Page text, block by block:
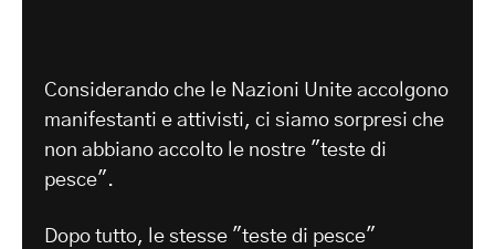
Considerando che le Nazioni Unite accolgono
manifestanti e attivisti, ci siamo sorpresi che
non abbiano accolto le nostre "teste di
pesce".
Dopo tutto, le stesse "teste di pesce"